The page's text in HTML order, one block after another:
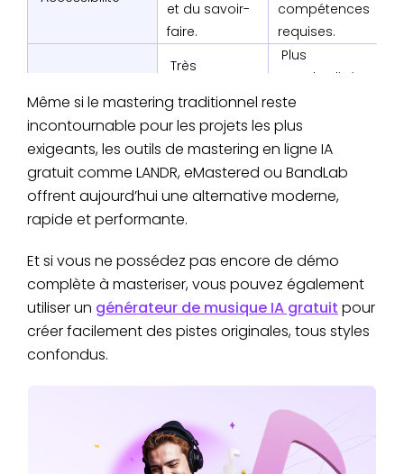
et du savoir-
faire.
compétences
requises.
sonore
Très
selon l’ingé
son.
Plus
standardisée,
mais en
amélioration
constante.
Cas d’usage
Idéal pour
albums et
productions
gamme.
Parfait pour
musiciens
maquettes.
Même si le mastering traditionnel reste
incontournable pour les projets les plus
exigeants, les outils de mastering en ligne IA
gratuit comme LANDR, eMastered ou BandLab
offrent aujourd’hui une alternative moderne,
rapide et performante.
Et si vous ne possédez pas encore de démo
complète à masteriser, vous pouvez également
utiliser un générateur de musique IA gratuit pour
créer facilement des pistes originales, tous styles
confondus.